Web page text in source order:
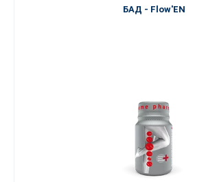
БАД - Flow'EN